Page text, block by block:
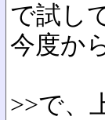
で試し
今度か
>>で、